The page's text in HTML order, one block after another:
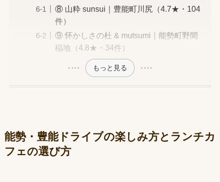
⑧ 山粋 sunsui｜豊能町川尻（4.7★・104
件）
⑨ 怀かしさの杜 & mutsumi｜能勢町野間
稲地（4.8★・34件）
もっと見る
能勢・豊能ドライブの楽しみ方とランチカ
フェの選び方